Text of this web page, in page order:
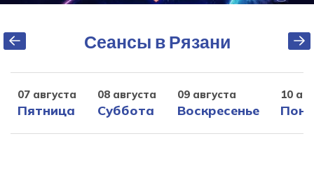
Сеансы в Рязани
07 августа
Пятница
08 августа
Суббота
09 августа
Воскресенье
10